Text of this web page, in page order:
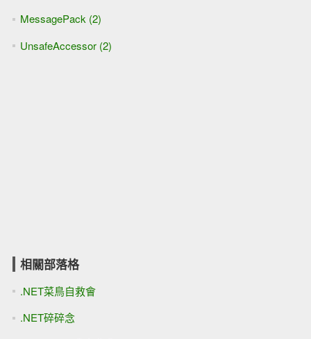
MessagePack (2)
UnsafeAccessor (2)
相關部落格
.NET菜鳥自救會
.NET碎碎念